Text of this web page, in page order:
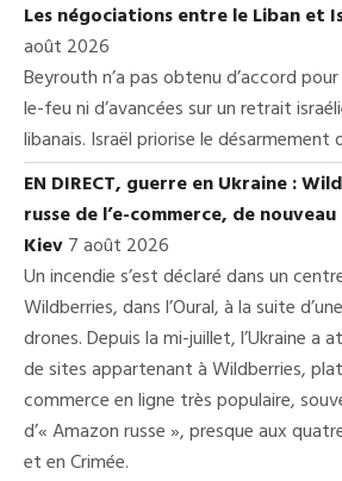
Les négociations entre le Liban et
août 2026
Beyrouth n’a pas obtenu d’accord
le-feu ni d’avancées sur un retrait
libanais. Israël priorise le désarmement
EN DIRECT, guerre en Ukraine :
russe de l’e-commerce, de
Kiev7 août 2026
Un incendie s’est déclaré dans un
Wildberries, dans l’Oural, à la suite
drones. Depuis la mi-juillet, l’Ukraine a
de sites appartenant à Wildberries,
commerce en ligne très populaire,
d’« Amazon russe », presque aux
et en Crimée.